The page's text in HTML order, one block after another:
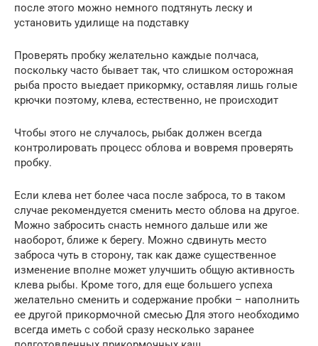
после этого можно немного подтянуть леску и
установить удилище на подставку
Проверять пробку желательно каждые полчаса,
поскольку часто бывает так, что слишком осторожная
рыба просто выедает прикормку, оставляя лишь голые
крючки поэтому, клева, естественно, не происходит
Чтобы этого не случалось, рыбак должен всегда
контролировать процесс облова и вовремя проверять
пробку.
Если клева нет более часа после заброса, то в таком
случае рекомендуется сменить место облова на другое.
Можно забросить снасть немного дальше или же
наоборот, ближе к берегу. Можно сдвинуть место
заброса чуть в сторону, так как даже существенное
изменение вполне может улучшить общую активность
клева рыбы. Кроме того, для еще большего успеха
желательно сменить и содержание пробки – наполнить
ее другой прикормочной смесью Для этого необходимо
всегда иметь с собой сразу несколько заранее